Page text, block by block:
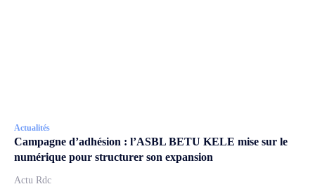
Actualités
Campagne d’adhésion : l’ASBL BETU KELE mise sur le
numérique pour structurer son expansion
Actu Rdc